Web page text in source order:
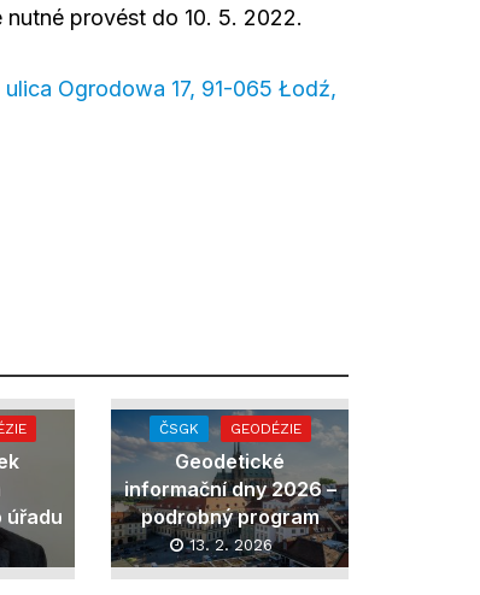
provést do 10. 5. 2022.
Ogrodowa 17, 91-065 Łodź,
úřadu
ČSGK GEODÉZIE
Geodetické
informační dny 2026 –
podrobný program
13. 2. 2026